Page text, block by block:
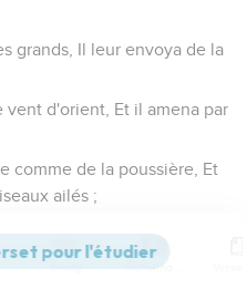
grands, Il leur envoya de la
vent d'orient, Et il amena par
comme de la poussière, Et
ailés ;
Strong